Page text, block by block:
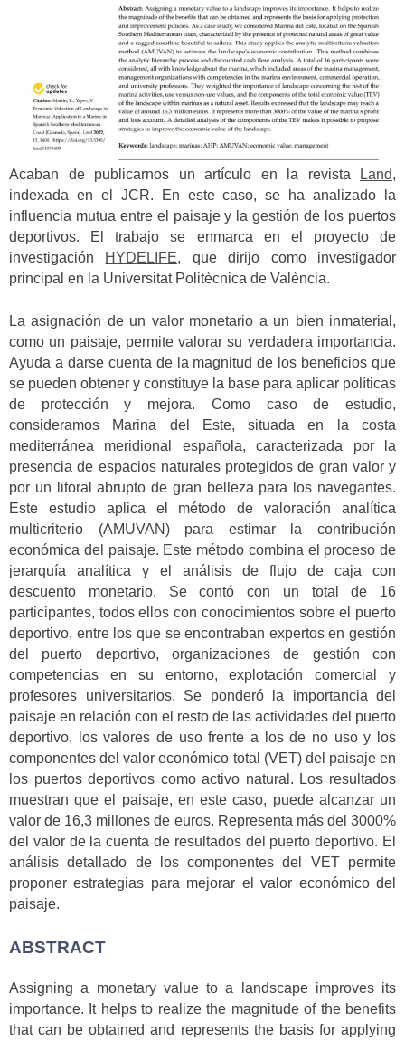
Acaban de publicarnos un artículo en la revista Land,
indexada en el JCR. En este caso, se ha analizado la
influencia mutua entre el paisaje y la gestión de los puertos
deportivos. El trabajo se enmarca en el proyecto de
investigación HYDELIFE, que dirijo como investigador
principal en la Universitat Politècnica de València.
La asignación de un valor monetario a un bien inmaterial,
como un paisaje, permite valorar su verdadera importancia.
Ayuda a darse cuenta de la magnitud de los beneficios que
se pueden obtener y constituye la base para aplicar políticas
de protección y mejora. Como caso de estudio,
consideramos Marina del Este, situada en la costa
mediterránea meridional española, caracterizada por la
presencia de espacios naturales protegidos de gran valor y
por un litoral abrupto de gran belleza para los navegantes.
Este estudio aplica el método de valoración analítica
multicriterio (AMUVAN) para estimar la contribución
económica del paisaje. Este método combina el proceso de
jerarquía analítica y el análisis de flujo de caja con
descuento monetario. Se contó con un total de 16
participantes, todos ellos con conocimientos sobre el puerto
deportivo, entre los que se encontraban expertos en gestión
del puerto deportivo, organizaciones de gestión con
competencias en su entorno, explotación comercial y
profesores universitarios. Se ponderó la importancia del
paisaje en relación con el resto de las actividades del puerto
deportivo, los valores de uso frente a los de no uso y los
componentes del valor económico total (VET) del paisaje en
los puertos deportivos como activo natural. Los resultados
muestran que el paisaje, en este caso, puede alcanzar un
valor de 16,3 millones de euros. Representa más del 3000%
del valor de la cuenta de resultados del puerto deportivo. El
análisis detallado de los componentes del VET permite
proponer estrategias para mejorar el valor económico del
paisaje.
ABSTRACT
Assigning a monetary value to a landscape improves its
importance. It helps to realize the magnitude of the benefits
that can be obtained and represents the basis for applying